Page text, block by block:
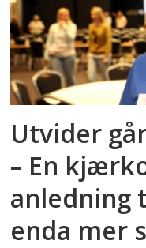
Utvider
– En
anledning
enda mer